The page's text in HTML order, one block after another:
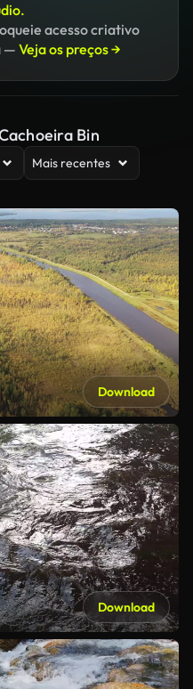
acesso criativo
— Veja os preços →
Bin
Mais recentes
Download
Download